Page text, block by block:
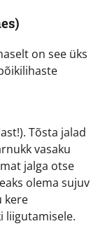
on see üks
Tõsta jalad
vasaku
jalga otse
olema sujuv
kere
liigutamisele.